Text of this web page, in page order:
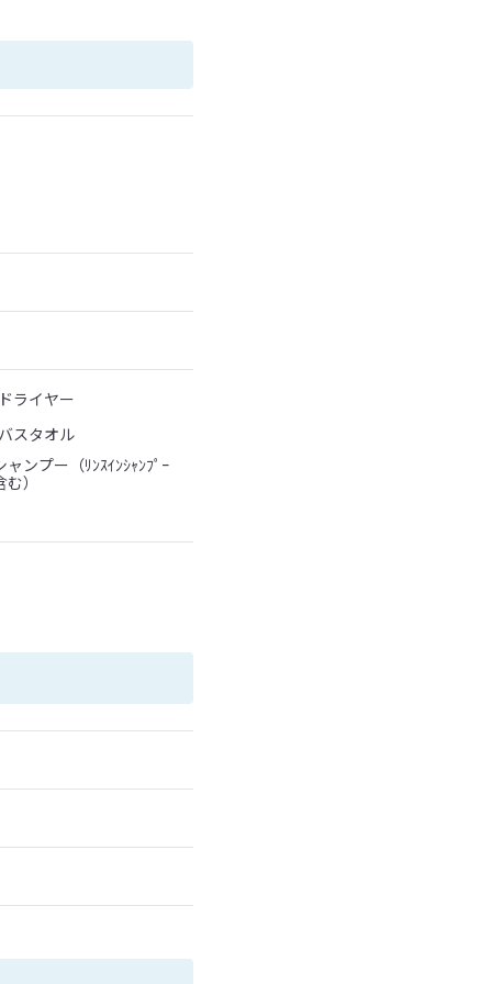
ドライヤー
バスタオル
ャンプー（ﾘﾝｽｲﾝｼｬﾝﾌﾟｰ
む）